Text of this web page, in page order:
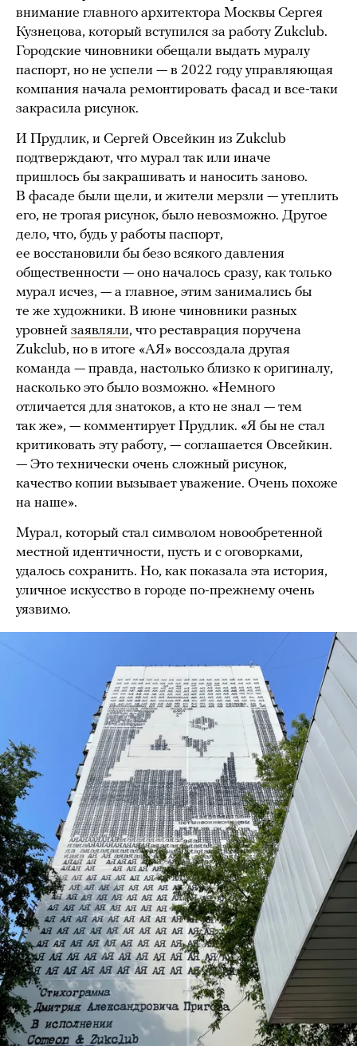
внимание главного архитектора Москвы Сергея
Кузнецова, который вступился за работу Zukclub.
Городские чиновники обещали выдать муралу
паспорт, но не успели — в 2022 году управляющая
компания начала ремонтировать фасад и все-таки
закрасила рисунок.
И Прудлик, и Сергей Овсейкин из Zukclub
подтверждают, что мурал так или иначе
пришлось бы закрашивать и наносить заново.
В фасаде были щели, и жители мерзли — утеплить
его, не трогая рисунок, было невозможно. Другое
дело, что, будь у работы паспорт,
ее восстановили бы безо всякого давления
общественности — оно началось сразу, как только
мурал исчез, — а главное, этим занимались бы
те же художники. В июне чиновники разных
уровней заявляли, что реставрация поручена
Zukclub, но в итоге «АЯ» воссоздала другая
команда — правда, настолько близко к оригиналу,
насколько это было возможно. «Немного
отличается для знатоков, а кто не знал — тем
так же», — комментирует Прудлик. «Я бы не стал
критиковать эту работу, — соглашается Овсейкин.
— Это технически очень сложный рисунок,
качество копии вызывает уважение. Очень похоже
на наше».
Мурал, который стал символом новообретенной
местной идентичности, пусть и с оговорками,
удалось сохранить. Но, как показала эта история,
уличное искусство в городе по-прежнему очень
уязвимо.